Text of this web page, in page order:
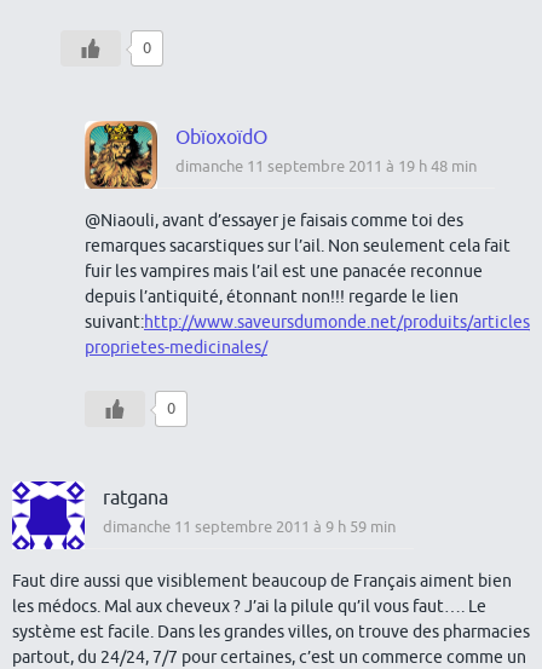
0
ObïoxoïdO
dimanche 11 septembre 2011 à 19 h 48 min
@Niaouli, avant d’essayer je faisais comme toi des
remarques sacarstiques sur l’ail. Non seulement cela fait
fuir les vampires mais l’ail est une panacée reconnue
depuis l’antiquité, étonnant non!!! regarde le lien
suivant:http://www.saveursdumonde.net/produits/articles/
proprietes-medicinales/
0
ratgana
dimanche 11 septembre 2011 à 9 h 59 min
Faut dire aussi que visiblement beaucoup de Français aiment bien
les médocs. Mal aux cheveux ? J’ai la pilule qu’il vous faut…. Le
système est facile. Dans les grandes villes, on trouve des pharmacies
partout, du 24/24, 7/7 pour certaines, c’est un commerce comme un